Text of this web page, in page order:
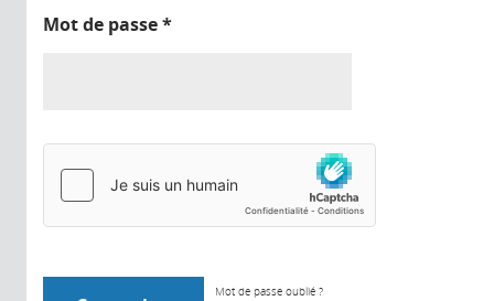
Mot de passe*
Mot de passe oublié ?